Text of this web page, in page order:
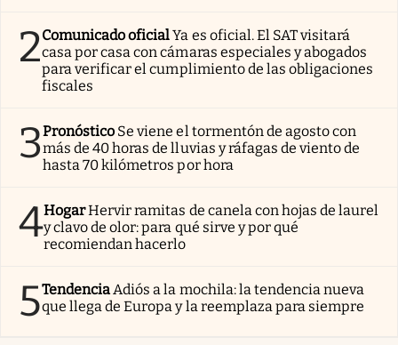
2Comunicado oficialYa es oficial. El SAT visitará
casa por casa con cámaras especiales y abogados
para verificar el cumplimiento de las obligaciones
fiscales
3Pronóstico Se viene el tormentón de agosto con
más de 40 horas de lluvias y ráfagas de viento de
hasta 70 kilómetros por hora
4HogarHervir ramitas de canela con hojas de laurel
y clavo de olor: para qué sirve y por qué
recomiendan hacerlo
5TendenciaAdiós a la mochila: la tendencia nueva
que llega de Europa y la reemplaza para siempre